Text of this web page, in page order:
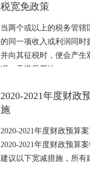
税宽免政策
当两个或以上的税务管辖
的同一项收入或利润同时
并向其征税时，便会产生
况。香港采用地…
2020-2021年度财政
施
2020-2021年度财政预算
2020-2021年度财政预算
建议以下宽减措施，所